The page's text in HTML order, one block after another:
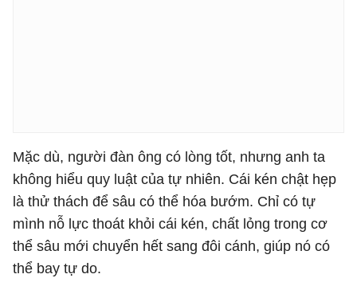
Mặc dù, người đàn ông có lòng tốt, nhưng anh ta
không hiểu quy luật của tự nhiên. Cái kén chật hẹp
là thử thách để sâu có thể hóa bướm. Chỉ có tự
mình nỗ lực thoát khỏi cái kén, chất lỏng trong cơ
thể sâu mới chuyển hết sang đôi cánh, giúp nó có
thể bay tự do.